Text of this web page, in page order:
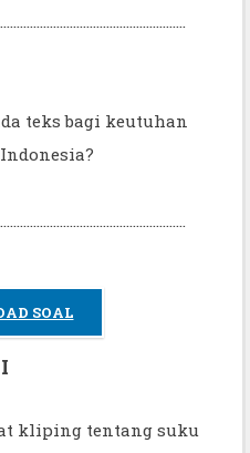
teks bagi keutuhan
SOAL
kliping tentang suku